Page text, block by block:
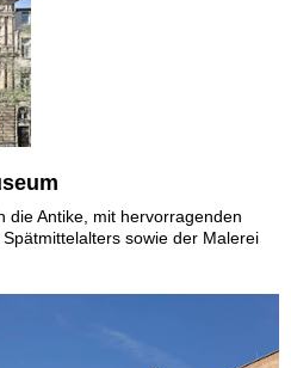
die Antike, mit hervorragenden
sowie der Malerei